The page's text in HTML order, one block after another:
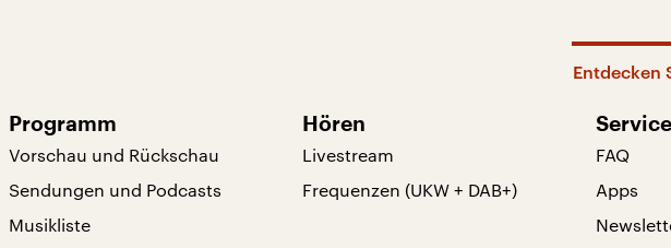
Entdecken
Programm
Vorschau und Rückschau
Sendungen und Podcasts
Musikliste
Hören
Livestream
Frequenzen (UKW + DAB+)
Service
FAQ
Apps